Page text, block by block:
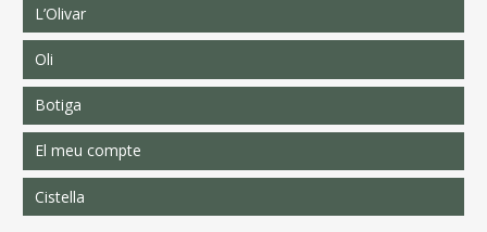
L’Olivar
Oli
Botiga
El meu compte
Cistella